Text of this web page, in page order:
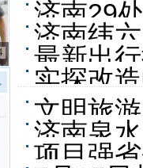
著抬升
济南29
济南纬
最新出
实探改
文明旅
济南泉
项目强